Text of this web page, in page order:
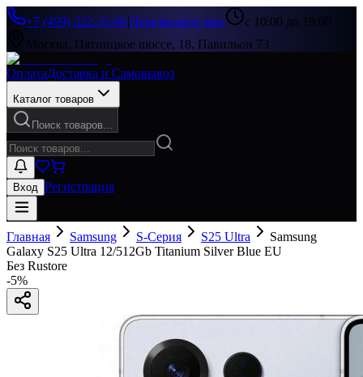
+7 (499) 322-33-86|Перезвоните мне
с 10:00 до 19:00
Москва, Пятницкое шоссе, 18, Павильон 73
ОплатаДоставка и Самовывоз
Каталог товаров
Поиск товаров...
Вход Регистрация
Главная Samsung S-Серия S25 Ultra
Samsung
Galaxy S25 Ultra 12/512Gb Titanium Silver Blue EU
Без Rustore
-5%